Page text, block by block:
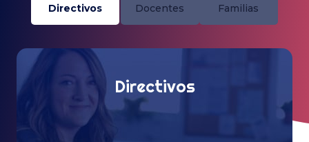
Directivos Docentes Familias
Directivos